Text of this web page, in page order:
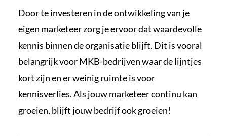
Door te investeren in de ontwikkeling van je
eigen marketeer zorg je ervoor dat waardevolle
kennis binnen de organisatie blijft. Dit is vooral
belangrijk voor MKB-bedrijven waar de lijntjes
kort zijn en er weinig ruimte is voor
kennisverlies. Als jouw marketeer continu kan
groeien, blijft jouw bedrijf ook groeien!